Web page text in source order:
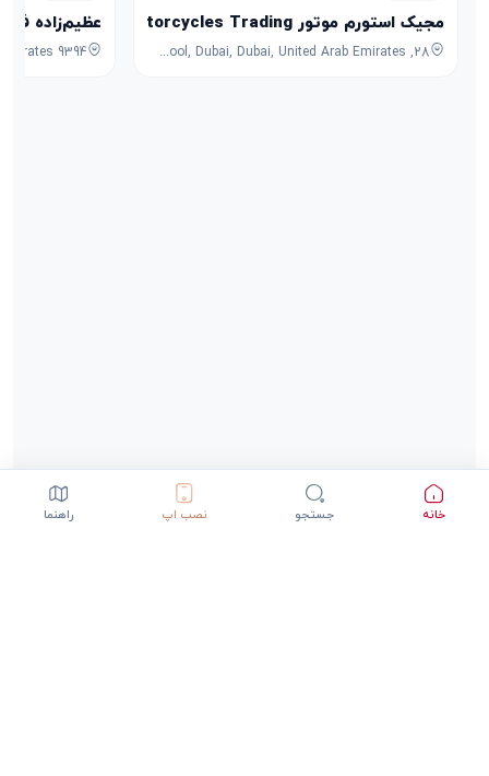
مجیک استورم موتور Magic Storm Motorcycles Trading
28, 7B Street, Umm Ramool, Dubai, Dubai, United Arab Emirates
عظیم‌زاده
خانه جستجو نصب اپ راهنما